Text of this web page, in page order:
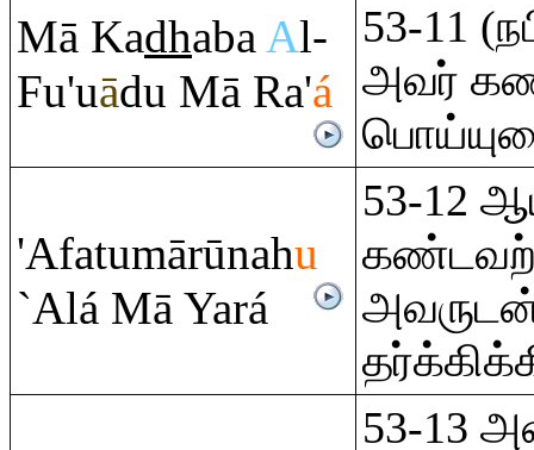
Mā KadhabaAl-
Fu'uādu Mā Ra'á
53-11
அவர்
'Afatumārūnahu
`Alá Mā Yará
53-12
53-13